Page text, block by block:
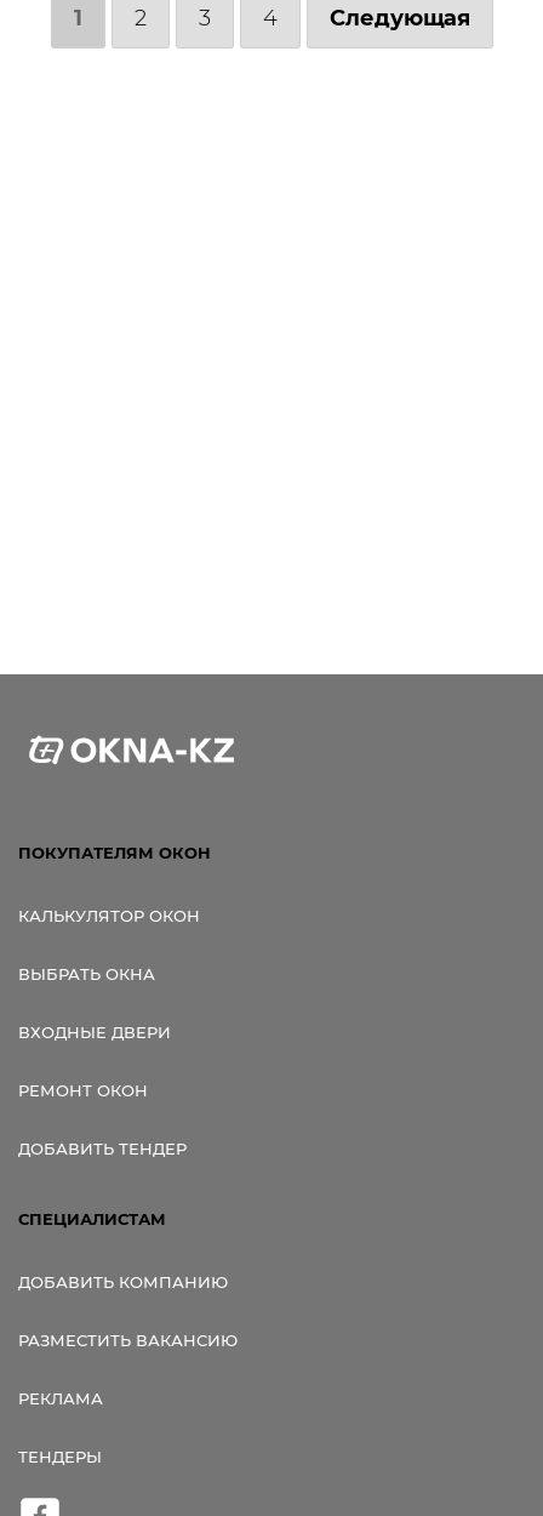
1 2 3 4 Следующая
ПОКУПАТЕЛЯМ ОКОН
КАЛЬКУЛЯТОР ОКОН
ВЫБРАТЬ ОКНА
ВХОДНЫЕ ДВЕРИ
РЕМОНТ ОКОН
ДОБАВИТЬ ТЕНДЕР
СПЕЦИАЛИСТАМ
ДОБАВИТЬ КОМПАНИЮ
РАЗМЕСТИТЬ ВАКАНСИЮ
РЕКЛАМА
ТЕНДЕРЫ